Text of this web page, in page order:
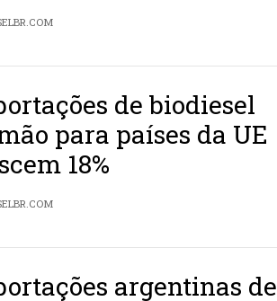
de biodiesel
para países da UE
18%
argentinas de